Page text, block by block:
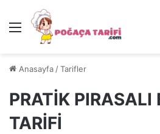
Menü
Anasayfa /Tarifler
PRATİK PIRASALI
TARİFİ